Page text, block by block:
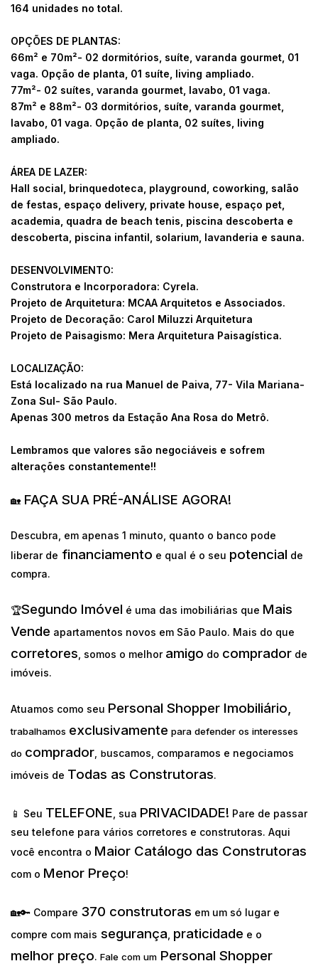
164 unidades no total.
OPÇÕES DE PLANTAS:
66m² e 70m²- 02 dormitórios, suíte, varanda gourmet, 01
vaga. Opção de planta, 01 suíte, living ampliado.
77m²- 02 suítes, varanda gourmet, lavabo, 01 vaga.
87m² e 88m²- 03 dormitórios, suíte, varanda gourmet,
lavabo, 01 vaga. Opção de planta, 02 suítes, living
ampliado.
ÁREA DE LAZER:
Hall social, brinquedoteca, playground, coworking, salão
de festas, espaço delivery, private house, espaço pet,
academia, quadra de beach tenis, piscina descoberta e
descoberta, piscina infantil, solarium, lavanderia e sauna.
DESENVOLVIMENTO:
Construtora e Incorporadora: Cyrela.
Projeto de Arquitetura: MCAA Arquitetos e Associados.
Projeto de Decoração: Carol Miluzzi Arquitetura
Projeto de Paisagismo: Mera Arquitetura Paisagística.
LOCALIZAÇÃO:
Está localizado na rua Manuel de Paiva, 77- Vila Mariana-
Zona Sul- São Paulo.
Apenas 300 metros da Estação Ana Rosa do Metrô.
Lembramos que valores são negociáveis e sofrem
alterações constantemente!!
🏡 FAÇA SUA PRÉ-ANÁLISE AGORA!
Descubra, em apenas 1 minuto, quanto o banco pode
liberar de financiamento e qual é o seu potencial de
compra.
🏆Segundo Imóvel é uma das imobiliárias que Mais
Vende apartamentos novos em São Paulo. Mais do que
corretores , somos o melhor amigo do comprador de
imóveis.
Atuamos como seu Personal Shopper Imobiliário,
trabalhamos exclusivamente para defender os interesses
do comprador, buscamos, comparamos e negociamos
imóveis de Todas as Construtoras.
📱 Seu TELEFONE , sua PRIVACIDADE! Pare de passar
seu telefone para vários corretores e construtoras. Aqui
você encontra o Maior Catálogo das Construtoras
com o Menor Preço!
🏡🔑 Compare 370 construtoras em um só lugar e
compre com mais segurança praticidade e o
melhor preço. Fale com um Personal Shopper